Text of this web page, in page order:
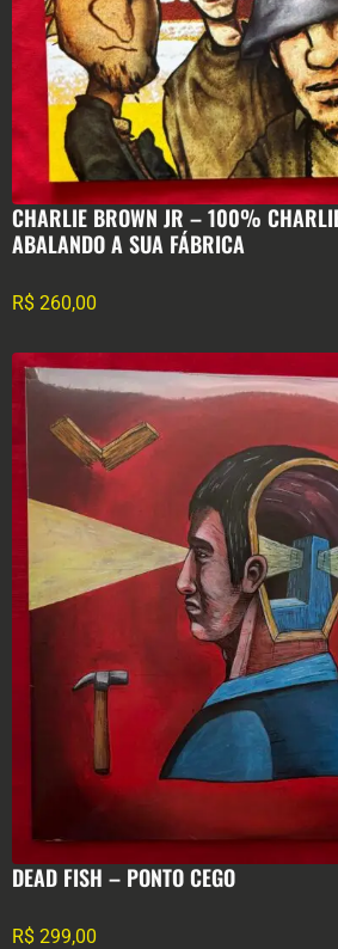
CHARLIE BROWN JR – 100%
ABALANDO A SUA FÁBRICA
R$ 260,00
DEAD FISH – PONTO CEGO
R$ 299,00